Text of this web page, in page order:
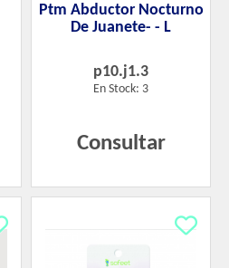
Ptm Abductor Nocturno
De Juanete- - L
p10.j1.3
En Stock: 3
Consultar